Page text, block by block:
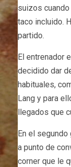
suizos
taco incluido.
partido.
El entrenador
decidido dar
habituales,
Lang y para
llegados que
En el segundo
a punto de
corner que le